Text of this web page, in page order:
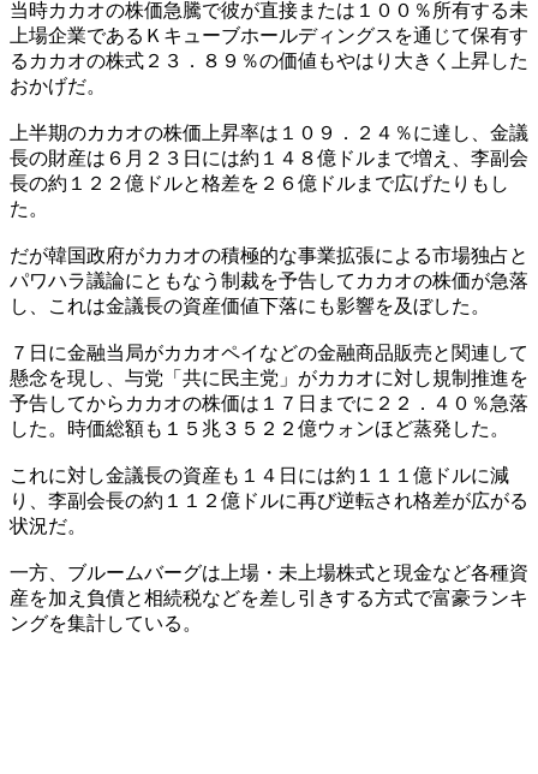
当時カカオの株価急騰で彼が直接または１００％所有する未
上場企業であるＫキューブホールディングスを通じて保有す
るカカオの株式２３．８９％の価値もやはり大きく上昇した
おかげだ。
上半期のカカオの株価上昇率は１０９．２４％に達し、金議
長の財産は６月２３日には約１４８億ドルまで増え、李副会
長の約１２２億ドルと格差を２６億ドルまで広げたりもし
た。
だが韓国政府がカカオの積極的な事業拡張による市場独占と
パワハラ議論にともなう制裁を予告してカカオの株価が急落
し、これは金議長の資産価値下落にも影響を及ぼした。
７日に金融当局がカカオペイなどの金融商品販売と関連して
懸念を現し、与党「共に民主党」がカカオに対し規制推進を
予告してからカカオの株価は１７日までに２２．４０％急落
した。時価総額も１５兆３５２２億ウォンほど蒸発した。
これに対し金議長の資産も１４日には約１１１億ドルに減
り、李副会長の約１１２億ドルに再び逆転され格差が広がる
状況だ。
一方、ブルームバーグは上場・未上場株式と現金など各種資
産を加え負債と相続税などを差し引きする方式で富豪ランキ
ングを集計している。